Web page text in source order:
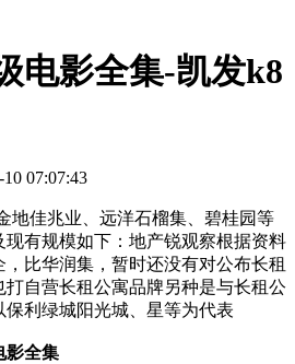
电影全集-凯发k8
10 07:07:43
地佳兆业、远洋石榴集、碧桂园等
有规模如下：地产锐观察根据资料
比华润集，暂时还没有对公布长租
自营长租公寓品牌另种是与长租公
利绿城阳光城、星等为代表
影全集